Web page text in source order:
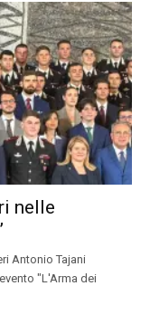
nelle
Antonio Tajani
"L'Arma dei